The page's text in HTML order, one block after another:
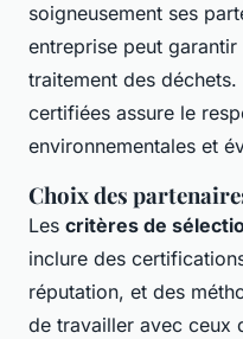
soigneusement ses
entreprise peut
traitement des
certifiées assure le
environnementales et
Choix des
Les critères de
inclure des
réputation, et des
de travailler avec ceux